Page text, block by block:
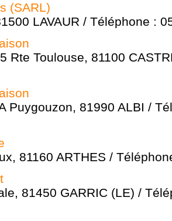
(SARL)
LAVAUR / Téléphone :
Rte Toulouse, 81100
Puygouzon, 81990 ALBI /
81160 ARTHES /
81450 GARRIC (LE) /